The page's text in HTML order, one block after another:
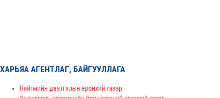
ХАРЬЯА АГЕНТЛАГ, БАЙГУУЛЛАГА
Нийгмийн даатгалын ерөнхий газар